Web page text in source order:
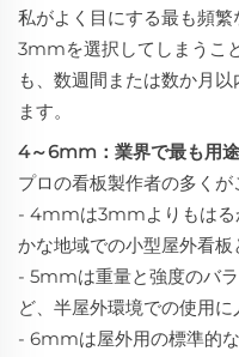
私がよく目にする最も頻
3mmを選択してしまうこ
も、数週間または数か月
ます。
4～6mm：業界で最も用
プロの看板製作者の多くが
- 4mmは3mmよりもはる
かな地域での小型屋外看板
- 5mmは重量と強度のバ
ど、半屋外環境での使用に
- 6mmは屋外用の標準的